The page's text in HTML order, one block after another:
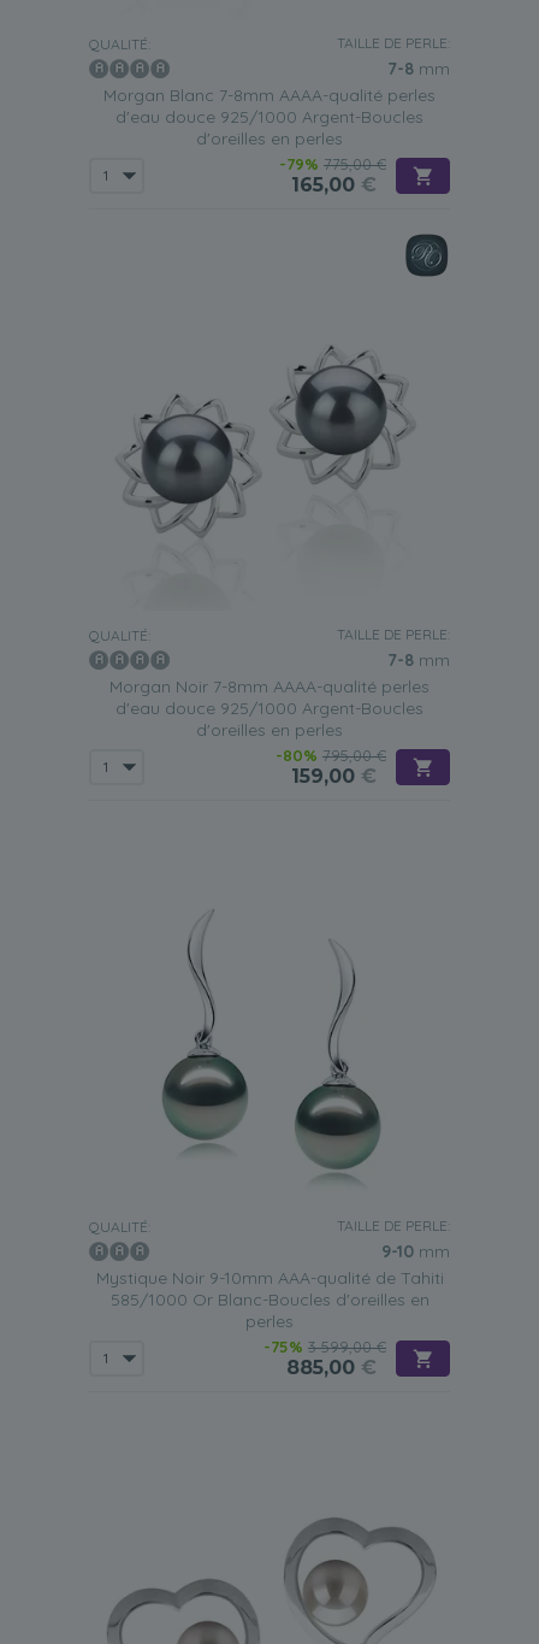
QUALITÉ: TAILLE DE PERLE:
7-8 mm
Morgan Blanc 7-8mm AAAA-qualité perles
d'eau douce 925/1000 Argent-Boucles
d'oreilles en perles
-79% 775,00 €
165,00 €
QUALITÉ: TAILLE DE PERLE:
7-8 mm
Morgan Noir 7-8mm AAAA-qualité perles
d'eau douce 925/1000 Argent-Boucles
d'oreilles en perles
-80% 795,00 €
159,00 €
QUALITÉ: TAILLE DE PERLE:
9-10 mm
Mystique Noir 9-10mm AAA-qualité de Tahiti
585/1000 Or Blanc-Boucles d'oreilles en
perles
-75% 3 599,00 €
885,00 €